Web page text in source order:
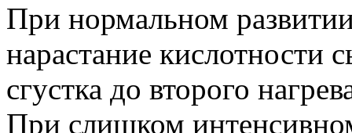
При нормальном
нарастание кислотности
сгустка до второго
При слишком